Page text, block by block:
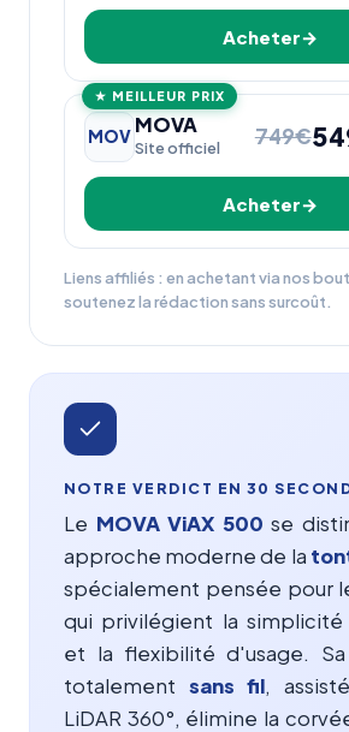
Acheter
★ MEILLEUR PRIX
MOV MOVA
Site officiel 749€
Acheter
Liens affiliés : en achetant via nos
soutenez la rédaction sans surcoût.
NOTRE VERDICT EN 30
Le MOVA ViAX 500 se
approche moderne de la
spécialement pensée pour
qui privilégient la simplicité
et la flexibilité d'usage.
totalement sans fil,
LiDAR 360°, élimine la